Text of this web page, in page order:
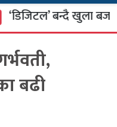
बन्दै खुला बजार
बढी